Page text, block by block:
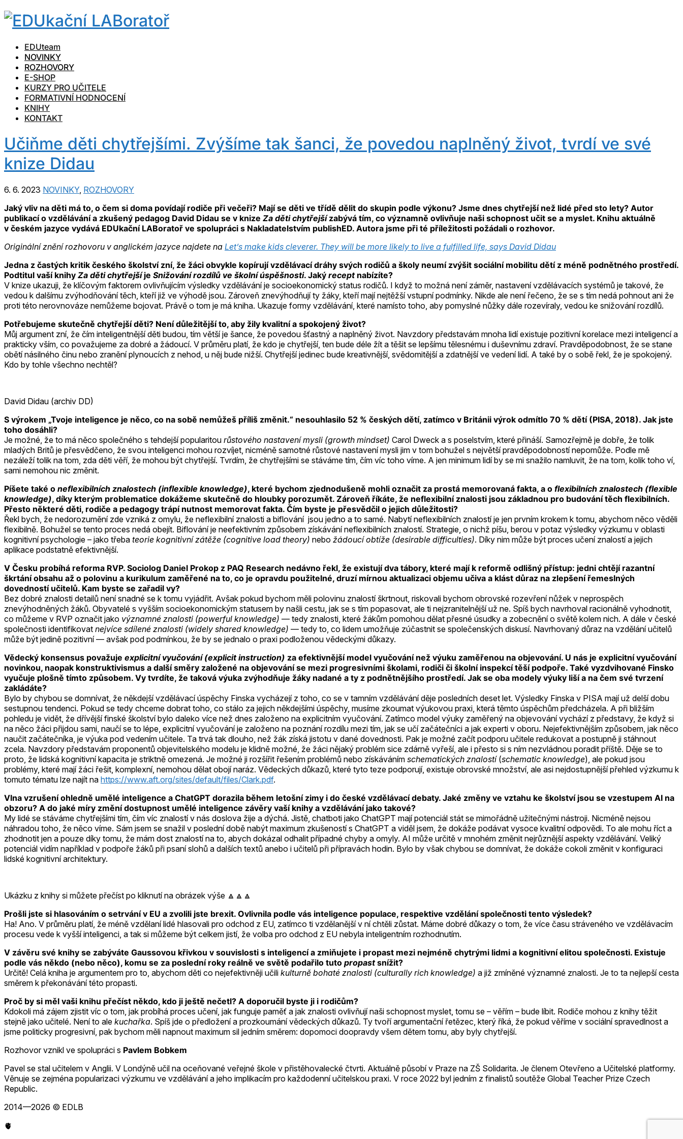
EDUteam
NOVINKY
ROZHOVORY
E-SHOP
KURZY PRO UČITELE
FORMATIVNÍ HODNOCENÍ
KNIHY
KONTAKT
Učiňme děti chytřejšími. Zvýšíme tak šanci, že povedou naplněný život, tvrdí ve své
knize Didau
6. 6. 2023 NOVINKY, ROZHOVORY
Jaký vliv na děti má to, o čem si doma povídají rodiče při večeři? Mají se děti ve třídě dělit do skupin podle výkonu? Jsme dnes chytřejší než lidé před sto lety? Autor
publikací o vzdělávání a zkušený pedagog David Didau se v knize Za děti chytřejšízabývá tím, co významně ovlivňuje naši schopnost učit se a myslet. Knihu aktuálně
v českém jazyce vydává EDUkační LABoratoř ve spolupráci s Nakladatelstvím publishED. Autora jsme při té příležitosti požádali o rozhovor.
Originální znění rozhovoru v anglickém jazyce najdete na Let’s make kids cleverer. They will be more likely to live a fulfilled life, says David Didau
Jedna z častých kritik českého školství zní, že žáci obvykle kopírují vzdělávací dráhy svých rodičů a školy neumí zvýšit sociální mobilitu dětí z méně podnětného prostředí.
Podtitul vaší knihy Za děti chytřejšíje Snižování rozdílů ve školní úspěšnosti. Jaký receptnabízíte?
V knize ukazuji, že klíčovým faktorem ovlivňujícím výsledky vzdělávání je socioekonomický status rodičů. I když to možná není záměr, nastavení vzdělávacích systémů je takové, že
vedou k dalšímu zvýhodňování těch, kteří již ve výhodě jsou. Zároveň znevýhodňují ty žáky, kteří mají nejtěžší vstupní podmínky. Nikde ale není řečeno, že se s tím nedá pohnout ani že
proti této nerovnováze nemůžeme bojovat. Právě o tom je má kniha. Ukazuje formy vzdělávání, které namísto toho, aby pomyslné nůžky dále rozevíraly, vedou ke snižování rozdílů.
Potřebujeme skutečně chytřejší děti? Není důležitější to, aby žily kvalitní a spokojený život?
Můj argument zní, že čím inteligentnější děti budou, tím větší je šance, že povedou šťastný a naplněný život. Navzdory představám mnoha lidí existuje pozitivní korelace mezi inteligencí a
prakticky vším, co považujeme za dobré a žádoucí. V průměru platí, že kdo je chytřejší, ten bude déle žít a těšit se lepšímu tělesnému i duševnímu zdraví. Pravděpodobnost, že se stane
obětí násilného činu nebo zranění plynoucích z nehod, u něj bude nižší. Chytřejší jedinec bude kreativnější, svědomitější a zdatnější ve vedení lidí. A také by o sobě řekl, že je spokojený.
Kdo by tohle všechno nechtěl?
David Didau (archiv DD)
S výrokem „Tvoje inteligence je něco, co na sobě nemůžeš příliš změnit.“ nesouhlasilo 52 % českých dětí, zatímco v Británii výrok odmítlo 70 % dětí (PISA, 2018). Jak jste
toho dosáhli?
Je možné, že to má něco společného s tehdejší popularitou růstového nastavení mysli (growth mindset) Carol Dweck a s poselstvím, které přináší. Samozřejmě je dobře, že tolik
mladých Britů je přesvědčeno, že svou inteligenci mohou rozvíjet, nicméně samotné růstové nastavení mysli jim v tom bohužel s největší pravděpodobností nepomůže. Podle mě
nezáleží tolik na tom, zda děti věří, že mohou být chytřejší. Tvrdím, že chytřejšími se stáváme tím, čím víc toho víme. A jen minimum lidí by se mi snažilo namluvit, že na tom, kolik toho ví,
sami nemohou nic změnit.
Píšete také o neflexibilních znalostech (inflexible knowledge), které bychom zjednodušeně mohli označit za prostá memorovaná fakta, a o flexibilních znalostech (flexible
knowledge), díky kterým problematice dokážeme skutečně do hloubky porozumět. Zároveň říkáte, že neflexibilní znalosti jsou základnou pro budování těch flexibilních.
Přesto některé děti, rodiče a pedagogy trápí nutnost memorovat fakta. Čím byste je přesvědčil o jejich důležitosti?
Řekl bych, že nedorozumění zde vzniká z omylu, že neflexibilní znalosti a biflování jsou jedno a to samé. Nabytí neflexibilních znalostí je jen prvním krokem k tomu, abychom něco věděli
flexibilně. Bohužel se tento proces nedá obejít. Biflování je neefektivním způsobem získávání neflexibilních znalostí. Strategie, o nichž píšu, berou v potaz výsledky výzkumu v oblasti
kognitivní psychologie – jako třeba teorie kognitivní zátěže (cognitive load theory) nebo žádoucí obtíže (desirable difficulties). Díky nim může být proces učení znalostí a jejich
aplikace podstatně efektivnější.
V Česku probíhá reforma RVP. Sociolog Daniel Prokop z PAQ Research nedávno řekl, že existují dva tábory, které mají k reformě odlišný přístup: jedni chtějí razantní
škrtání obsahu až o polovinu a kurikulum zaměřené na to, co je opravdu použitelné, druzí mírnou aktualizaci objemu učiva a klást důraz na zlepšení řemeslných
dovedností učitelů. Kam byste se zařadil vy?
Bez dobré znalosti detailů není snadné se k tomu vyjádřit. Avšak pokud bychom měli polovinu znalostí škrtnout, riskovali bychom obrovské rozevření nůžek v neprospěch
znevýhodněných žáků. Obyvatelé s vyšším socioekonomickým statusem by našli cestu, jak se s tím popasovat, ale ti nejzranitelnější už ne. Spíš bych navrhoval racionálně vyhodnotit,
co můžeme v RVP označit jako významné znalosti (powerful knowledge) — tedy znalosti, které žákům pomohou dělat přesné úsudky a zobecnění o světě kolem nich. A dále v české
společnosti identifikovat nejvíce sdílené znalosti (widely shared knowledge) — tedy to, co lidem umožňuje zúčastnit se společenských diskusí. Navrhovaný důraz na vzdělání učitelů
může být jedině pozitivní — avšak pod podmínkou, že by se jednalo o praxi podloženou vědeckými důkazy.
Vědecký konsensus považuje explicitní vyučování (explicit instruction) za efektivnější model vyučování než výuku zaměřenou na objevování. U nás je explicitní vyučování
novinkou, naopak konstruktivismus a další směry založené na objevování se mezi progresivními školami, rodiči či školní inspekcí těší podpoře. Také vyzdvihované Finsko
vyučuje plošně tímto způsobem. Vy tvrdíte, že taková výuka zvýhodňuje žáky nadané a ty z podnětnějšího prostředí. Jak se oba modely výuky liší a na čem své tvrzení
zakládáte?
Bylo by chybou se domnívat, že někdejší vzdělávací úspěchy Finska vycházejí z toho, co se v tamním vzdělávání děje posledních deset let. Výsledky Finska v PISA mají už delší dobu
sestupnou tendenci. Pokud se tedy chceme dobrat toho, co stálo za jejich někdejšími úspěchy, musíme zkoumat výukovou praxi, která těmto úspěchům předcházela. A při bližším
pohledu je vidět, že dřívější finské školství bylo daleko více než dnes založeno na explicitním vyučování. Zatímco model výuky zaměřený na objevování vychází z představy, že když si
na něco žáci přijdou sami, naučí se to lépe, explicitní vyučování je založeno na poznání rozdílu mezi tím, jak se učí začátečníci a jak experti v oboru. Nejefektivnějším způsobem, jak něco
naučit začátečníka, je výuka pod vedením učitele. Ta trvá tak dlouho, než žák získá jistotu v dané dovednosti. Pak je možné začít podporu učitele redukovat a postupně ji stáhnout
zcela. Navzdory představám proponentů objevitelského modelu je klidně možné, že žáci nějaký problém sice zdárně vyřeší, ale i přesto si s ním nezvládnou poradit příště. Děje se to
proto, že lidská kognitivní kapacita je striktně omezená. Je možné ji rozšířit řešením problémů nebo získáváním schematických znalostí(schematic knowledge), ale pokud jsou
problémy, které mají žáci řešit, komplexní, nemohou dělat obojí naráz. Vědeckých důkazů, které tyto teze podporují, existuje obrovské množství, ale asi nejdostupnější přehled výzkumu k
tomuto tématu lze najít na https://www.aft.org/sites/default/files/Clark.pdf.
Vlna vzrušení ohledně umělé inteligence a ChatGPT dorazila během letošní zimy i do české vzdělávací debaty. Jaké změny ve vztahu ke školství jsou se vzestupem AI na
obzoru? A do jaké míry změní dostupnost umělé inteligence závěry vaší knihy a vzdělávání jako takové?
My lidé se stáváme chytřejšími tím, čím víc znalostí v nás doslova žije a dýchá. Jistě, chatboti jako ChatGPT mají potenciál stát se mimořádně užitečnými nástroji. Nicméně nejsou
náhradou toho, že něco víme. Sám jsem se snažil v poslední době nabýt maximum zkušeností s ChatGPT a viděl jsem, že dokáže podávat vysoce kvalitní odpovědi. To ale mohu říct a
zhodnotit jen a pouze díky tomu, že mám dost znalostí na to, abych dokázal odhalit případné chyby a omyly. AI může určitě v mnohém změnit nejrůznější aspekty vzdělávání. Veliký
potenciál vidím například v podpoře žáků při psaní slohů a dalších textů anebo i učitelů při přípravách hodin. Bylo by však chybou se domnívat, že dokáže cokoli změnit v konfiguraci
lidské kognitivní architektury.
Ukázku z knihy si můžete přečíst po kliknutí na obrázek výše 🔼🔼🔼
Prošli jste si hlasováním o setrvání v EU a zvolili jste brexit. Ovlivnila podle vás inteligence populace, respektive vzdělání společnosti tento výsledek?
Ha! Ano. V průměru platí, že méně vzdělaní lidé hlasovali pro odchod z EU, zatímco ti vzdělanější v ní chtěli zůstat. Máme dobré důkazy o tom, že více času stráveného ve vzdělávacím
procesu vede k vyšší inteligenci, a tak si můžeme být celkem jistí, že volba pro odchod z EU nebyla inteligentním rozhodnutím.
V závěru své knihy se zabýváte Gaussovou křivkou v souvislosti s inteligencí a zmiňujete i propast mezi nejméně chytrými lidmi a kognitivní elitou společnosti. Existuje
podle vás někdo (nebo něco), komu se za poslední roky reálně ve světě podařilo tuto propastsnížit?
Určitě! Celá kniha je argumentem pro to, abychom děti co nejefektivněji učili kulturně bohaté znalosti (culturally rich knowledge) a již zmíněné významné znalosti. Je to ta nejlepší cesta
směrem k překonávání této propasti.
Proč by si měl vaši knihu přečíst někdo, kdo ji ještě nečetl? A doporučil byste ji i rodičům?
Kdokoli má zájem zjistit víc o tom, jak probíhá proces učení, jak funguje paměť a jak znalosti ovlivňují naši schopnost myslet, tomu se – věřím – bude líbit. Rodiče mohou z knihy těžit
stejně jako učitelé. Není to ale kuchařka. Spíš jde o předložení a prozkoumání vědeckých důkazů. Ty tvoří argumentační řetězec, který říká, že pokud věříme v sociální spravedlnost a
jsme politicky progresivní, pak bychom měli napnout maximum sil jedním směrem: dopomoci doopravdy všem dětem tomu, aby byly chytřejší.
Rozhovor vznikl ve spolupráci s Pavlem Bobkem
Pavel se stal učitelem v Anglii. V Londýně učil na oceňované veřejné škole v přistěhovalecké čtvrti. Aktuálně působí v Praze na ZŠ Solidarita. Je členem Otevřeno a Učitelské platformy.
Věnuje se zejména popularizaci výzkumu ve vzdělávání a jeho implikacím pro každodenní učitelskou praxi. V roce 2022 byl jedním z finalistů soutěže Global Teacher Prize Czech
Republic.
2014—2026 © EDLB
🫀